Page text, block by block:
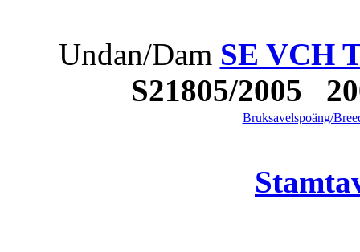
Undan/Dam SE VCH
S21805/2005
Bruksavelspoäng/